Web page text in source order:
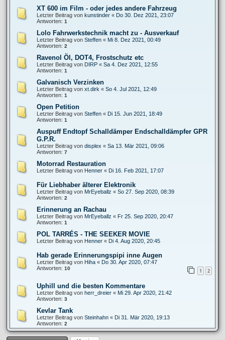
XT 600 im Film - oder jedes andere Fahrzeug
Letzter Beitrag von kunstinder « Do 30. Dez 2021, 23:07
Antworten: 1
Lolo Fahrwerkstechnik macht zu - Ausverkauf
Letzter Beitrag von Steffen « Mi 8. Dez 2021, 00:49
Antworten: 2
Ravenol Öl, DOT4, Frostschutz etc
Letzter Beitrag von DIRP « Sa 4. Dez 2021, 12:55
Antworten: 1
Galvanisch Verzinken
Letzter Beitrag von xt.dirk « So 4. Jul 2021, 12:49
Antworten: 1
Open Petition
Letzter Beitrag von Steffen « Di 15. Jun 2021, 18:49
Antworten: 1
Auspuff Endtopf Schalldämper Endschalldämpfer GPR
G.P.R.
Letzter Beitrag von displex « Sa 13. Mär 2021, 09:06
Antworten: 7
Motorrad Restauration
Letzter Beitrag von Henner « Di 16. Feb 2021, 17:07
Für Liebhaber älterer Elektronik
Letzter Beitrag von MrEyeballz « So 27. Sep 2020, 08:39
Antworten: 2
Erinnerung an Rachau
Letzter Beitrag von MrEyeballz « Fr 25. Sep 2020, 20:47
Antworten: 1
POL TARRÉS - THE SEEKER MOVIE
Letzter Beitrag von Henner « Di 4. Aug 2020, 20:45
Hab gerade Erinnerungspipi inne Augen
Letzter Beitrag von Hiha « Do 30. Apr 2020, 07:47
Antworten: 10 1 2
Uphill und die besten Kommentare
Letzter Beitrag von herr_dreier « Mi 29. Apr 2020, 21:42
Antworten: 3
Kevlar Tank
Letzter Beitrag von Steinhahn « Di 31. Mär 2020, 19:13
Antworten: 2